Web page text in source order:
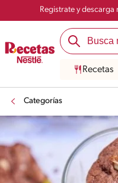
Registrate y
Recetas
Categorías